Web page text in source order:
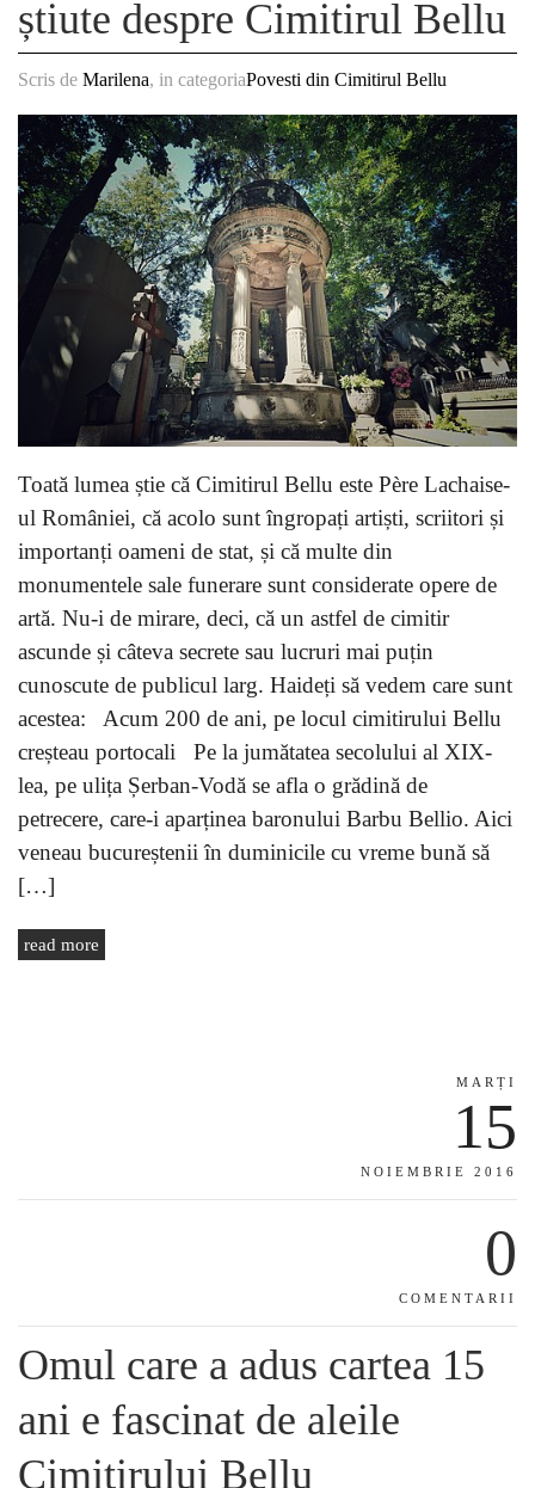
știute despre Cimitirul Bellu
Scris de Marilena, in categoriaPovesti din Cimitirul Bellu
Toată lumea știe că Cimitirul Bellu este Père Lachaise-
ul României, că acolo sunt îngropați artiști, scriitori și
importanți oameni de stat, și că multe din
monumentele sale funerare sunt considerate opere de
artă. Nu-i de mirare, deci, că un astfel de cimitir
ascunde și câteva secrete sau lucruri mai puțin
cunoscute de publicul larg. Haideți să vedem care sunt
acestea: Acum 200 de ani, pe locul cimitirului Bellu
creșteau portocali Pe la jumătatea secolului al XIX-
lea, pe ulița Șerban-Vodă se afla o grădină de
petrecere, care-i aparținea baronului Barbu Bellio. Aici
veneau bucureștenii în duminicile cu vreme bună să
[…]
read more
MARȚI
15
NOIEMBRIE 2016
0
COMENTARII
Omul care a adus cartea 15
ani e fascinat de aleile
Cimitirului Bellu